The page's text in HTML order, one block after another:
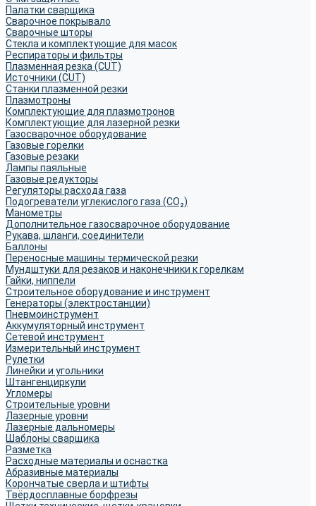
Палатки сварщика
Сварочное покрывало
Сварочные шторы
Стекла и комплектующие для масок
Респираторы и фильтры
Плазменная резка (CUT)
Источники (CUT)
Станки плазменной резки
Плазмотроны
Комплектующие для плазмотронов
Комплектующие для лазерной резки
Газосварочное оборудование
Газовые горелки
Газовые резаки
Лампы паяльные
Газовые редукторы
Регуляторы расхода газа
Подогреватели углекислого газа (CO₂)
Манометры
Дополнительное газосварочное оборудование
Рукава, шланги, соединители
Баллоны
Переносные машины термической резки
Мундштуки для резаков и наконечники к горелкам
Гайки, ниппели
Строительное оборудование и инструмент
Генераторы (электростанции)
Пневмоинструмент
Аккумуляторный инструмент
Сетевой инструмент
Измерительный инструмент
Рулетки
Линейки и угольники
Штангенциркули
Угломеры
Строительные уровни
Лазерные уровни
Лазерные дальномеры
Шаблоны сварщика
Разметка
Расходные материалы и оснастка
Абразивные материалы
Корончатые сверла и штифты
Твёрдосплавные борфрезы